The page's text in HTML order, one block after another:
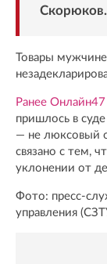
Скорюков.
Товары
Ранее
пришлось в
— не люксовый
связано с тем,
уклонении от
Фото: пресс-
управления